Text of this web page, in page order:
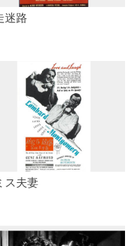
迷路
ス夫妻